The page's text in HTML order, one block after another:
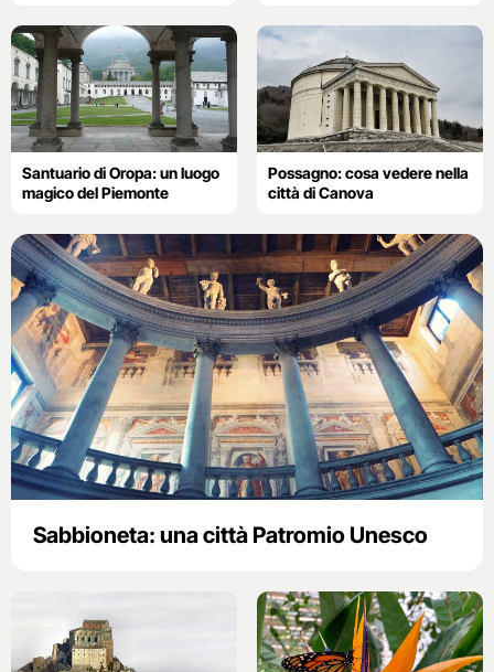
Santuario di Oropa: un luogo
magico del Piemonte
Possagno: cosa vedere nella
città di Canova
Sabbioneta: una città Patromio Unesco